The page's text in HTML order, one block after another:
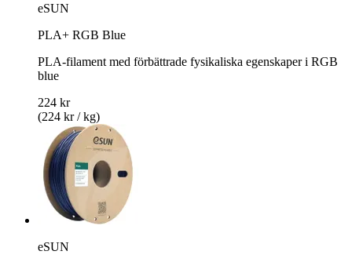
eSUN
PLA+ RGB Blue
PLA-filament med förbättrade fysikaliska egenskaper i RGB
blue
224 kr
(224 kr / kg)
eSUN